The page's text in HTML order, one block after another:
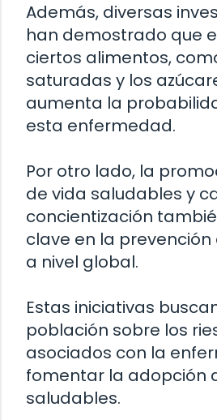
Además, diversas
han demostrado que
ciertos alimentos,
saturadas y los
aumenta la
esta enfermedad.
Por otro lado, la
de vida saludables y
concientización
clave en la
a nivel global.
Estas iniciativas
población sobre los
asociados con la
fomentar la adopción
saludables.